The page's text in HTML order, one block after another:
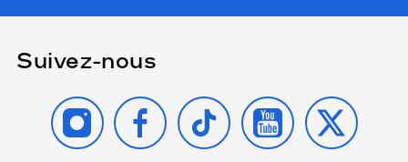
Suivez-nous
INSTAGRAMFACEBOOK
TIKTOK YOUTUBE
X